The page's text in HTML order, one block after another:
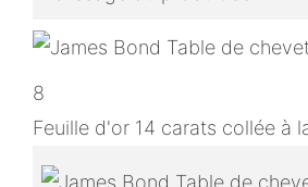
8
Feuille d'or 14 carats collée à